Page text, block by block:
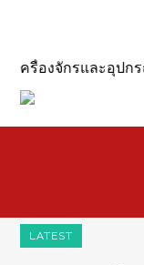
รื่องจักรและอุปกรณ์
LATEST